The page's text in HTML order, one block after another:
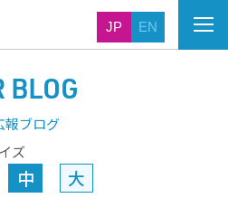
JP EN
BLOG
報ブログ
ズ
中 大